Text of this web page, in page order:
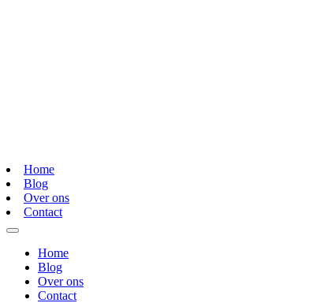
Home
Blog
Over ons
Contact
Home
Blog
Over ons
Contact